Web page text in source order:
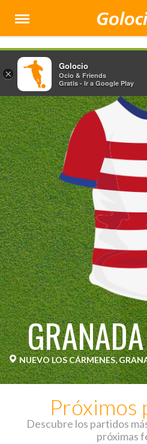
Menú
NUEVO LOS CÁRMENES,
Próximos
Descubre los partidos
próximas
×
Golocio
Ocio & Friends
Gratis - Ir a Google Play